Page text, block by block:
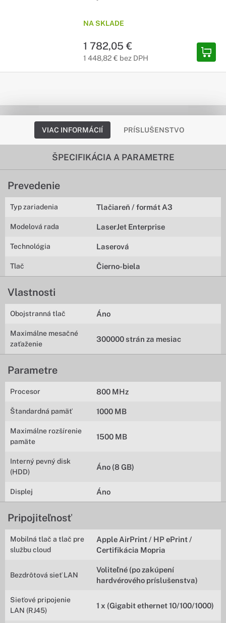
NA SKLADE
1 782,05 €
1 448,82 € bez DPH
VIAC INFORMÁCIÍ PRÍSLUŠENSTVO
ŠPECIFIKÁCIA A PARAMETRE
Prevedenie
Typ zariadenia Tlačiareň / formát A3
Modelová rada LaserJet Enterprise
Technológia Laserová
Tlač Čierno-biela
Vlastnosti
Obojstranná tlač Áno
Maximálne mesačné
zaťaženie
300000 strán za mesiac
Parametre
Procesor 800 MHz
Štandardná pamäť 1000 MB
Maximálne rozšírenie
pamäte
1500 MB
Interný pevný disk
(HDD)
Áno (8 GB)
Displej Áno
Pripojiteľnosť
Mobilná tlač a tlač pre
službu cloud
Apple AirPrint / HP ePrint /
Certifikácia Mopria
Bezdrôtová sieť LAN
Voliteľné (po zakúpení
hardvérového príslušenstva)
Sieťové pripojenie
LAN (RJ45)
1 x (Gigabit ethernet 10/100/1000)